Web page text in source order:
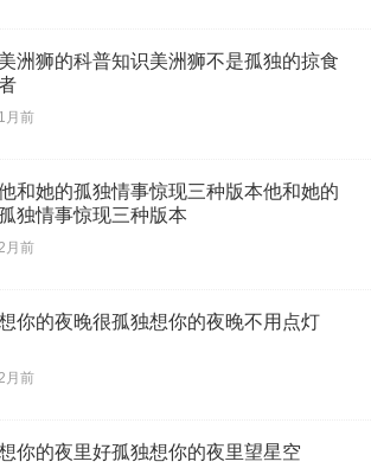
美洲狮的科普知识美洲狮不是孤独的掠食
1月前
和她的孤独情事惊现三种版本他和她的
独情事惊现三种版本
2月前
你的夜晚很孤独想你的夜晚不用点灯
2月前
你的夜里好孤独想你的夜里望星空